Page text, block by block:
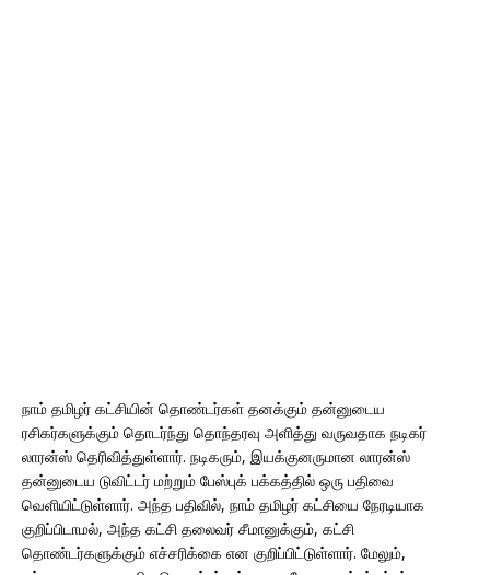
நாம் தமிழர் கட்சியின் தொண்டர்கள் தனக்கும் தன்னுடைய
ரசிகர்களுக்கும் தொடர்ந்து தொந்தரவு அளித்து வருவதாக நடிகர்
லாரன்ஸ் தெரிவித்துள்ளார். நடிகரும், இயக்குனருமான லாரன்ஸ்
தன்னுடைய டுவிட்டர் மற்றும் பேஸ்புக் பக்கத்தில் ஒரு பதிவை
வெளியிட்டுள்ளார். அந்த பதிவில், நாம் தமிழர் கட்சியை நேரடியாக
குறிப்பிடாமல், அந்த கட்சி தலைவர் சீமானுக்கும், கட்சி
தொண்டர்களுக்கும் எச்சரிக்கை என குறிப்பிட்டுள்ளார். மேலும்,